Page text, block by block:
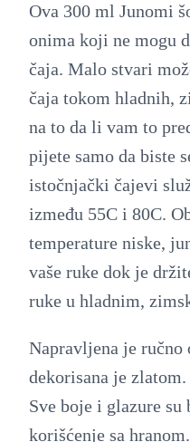
Ova 300 ml Junomi
onima koji ne mogu
čaja. Malo stvari
čaja tokom hladnih,
na to da li vam to
pijete samo da biste
istočnjački čajevi
između 55C i 80C.
temperature niske,
vaše ruke dok je
ruke u hladnim,
Napravljena je ručno
dekorisana je zlatom.
Sve boje i glazure
korišćenje sa